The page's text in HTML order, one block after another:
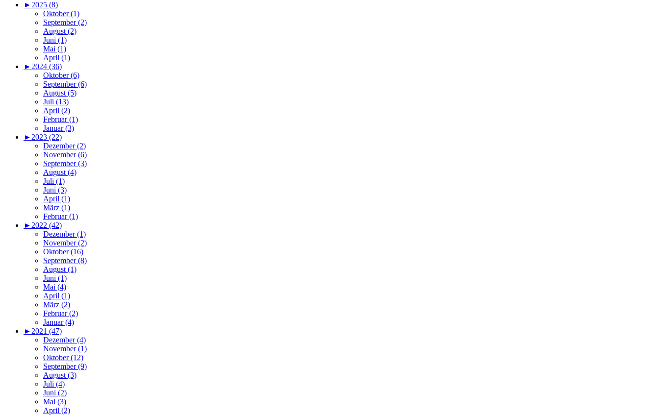
► 2025 (8)
Oktober (1)
September (2)
August (2)
Juni (1)
Mai (1)
April (1)
► 2024 (36)
Oktober (6)
September (6)
August (5)
Juli (13)
April (2)
Februar (1)
Januar (3)
► 2023 (22)
Dezember (2)
November (6)
September (3)
August (4)
Juli (1)
Juni (3)
April (1)
März (1)
Februar (1)
► 2022 (42)
Dezember (1)
November (2)
Oktober (16)
September (8)
August (1)
Juni (1)
Mai (4)
April (1)
März (2)
Februar (2)
Januar (4)
► 2021 (47)
Dezember (4)
November (1)
Oktober (12)
September (9)
August (3)
Juli (4)
Juni (2)
Mai (3)
April (2)